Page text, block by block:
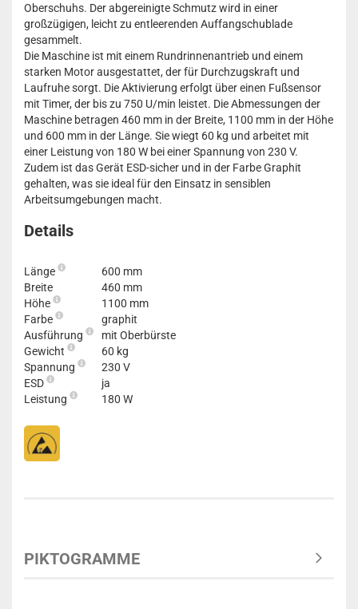
Oberschuhs. Der abgereinigte Schmutz wird in einer
großzügigen, leicht zu entleerenden Auffangschublade
gesammelt.
Die Maschine ist mit einem Rundrinnenantrieb und einem
starken Motor ausgestattet, der für Durchzugskraft und
Laufruhe sorgt. Die Aktivierung erfolgt über einen Fußsensor
mit Timer, der bis zu 750 U/min leistet. Die Abmessungen der
Maschine betragen 460 mm in der Breite, 1100 mm in der Höhe
und 600 mm in der Länge. Sie wiegt 60 kg und arbeitet mit
einer Leistung von 180 W bei einer Spannung von 230 V.
Zudem ist das Gerät ESD-sicher und in der Farbe Graphit
gehalten, was sie ideal für den Einsatz in sensiblen
Arbeitsumgebungen macht.
Details
Länge
600 mm
Breite
460 mm
Höhe
1100 mm
Farbe
graphit
Ausführung
mit Oberbürste
Gewicht
60 kg
Spannung
230 V
ESD
ja
Leistung
180 W
PIKTOGRAMME